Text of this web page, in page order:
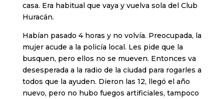
casa. Era habitual que vaya y vuelva sola del Club
Huracán.
Habían pasado 4 horas y no volvía. Preocupada, la
mujer acude a la policía local. Les pide que la
busquen, pero ellos no se mueven. Entonces va
desesperada a la radio de la ciudad para rogarles a
todos que la ayuden. Dieron las 12, llegó el año
nuevo, pero no hubo fuegos artificiales, tampoco